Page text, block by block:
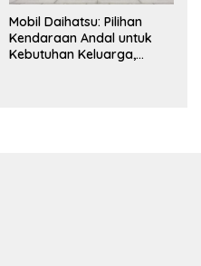
Mobil Daihatsu: Pilihan
Kendaraan Andal untuk
Kebutuhan Keluarga,